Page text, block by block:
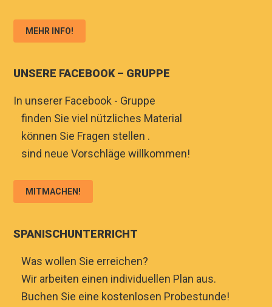
MEHR INFO!
UNSERE FACEBOOK – GRUPPE
In unserer Facebook - Gruppe
♦finden Sie viel nützliches Material
können Sie Fragen stellen .
sind neue Vorschläge willkommen!
MITMACHEN!
SPANISCHUNTERRICHT
♦Was wollen Sie erreichen?
♦Wir arbeiten einen individuellen Plan aus.
Buchen Sie eine kostenlosen Probestunde!